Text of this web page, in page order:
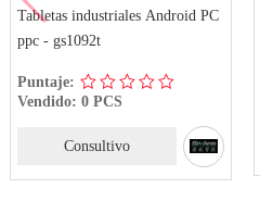
Tabletas industriales Android PC
ppc - gs1092t
Puntaje:
Vendido: 0 PCS
Consultivo